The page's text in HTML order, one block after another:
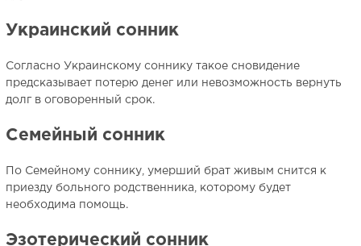
Украинский сонник
Согласно Украинскому соннику такое сновидение
предсказывает потерю денег или невозможность вернуть
долг в оговоренный срок.
Семейный сонник
По Семейному соннику, умерший брат живым снится к
приезду больного родственника, которому будет
необходима помощь.
Эзотерический сонник